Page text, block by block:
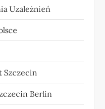
Uzależnień
Szczecin
Berlin